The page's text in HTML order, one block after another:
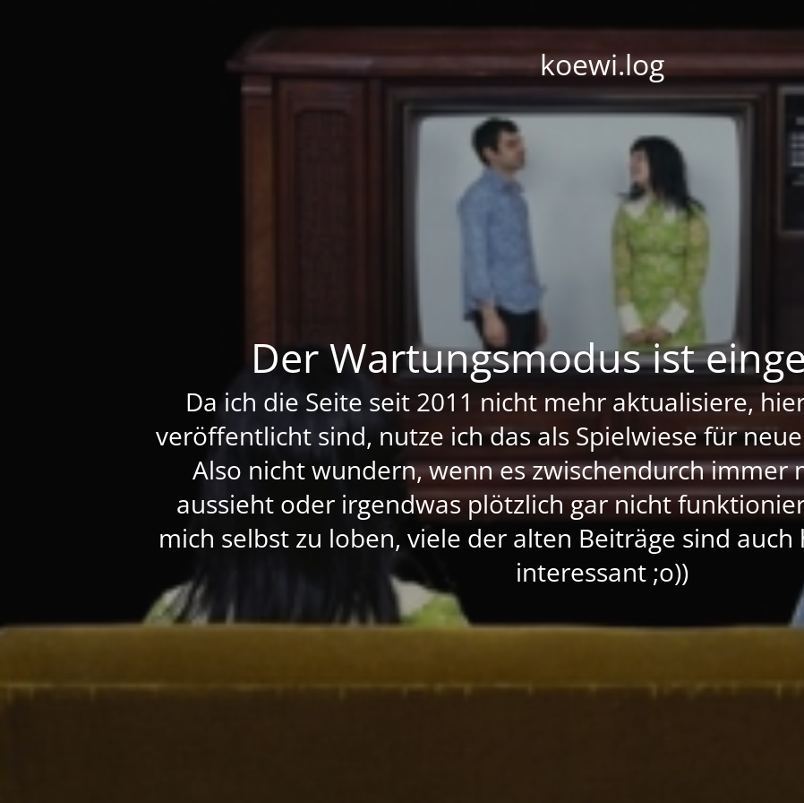
koewi.log
Der Wartungsmodus ist
Da ich die Seite seit 2011 nicht mehr aktualisiere,
veröffentlicht sind, nutze ich das als Spielwiese für
Also nicht wundern, wenn es zwischendurch immer
aussieht oder irgendwas plötzlich gar nicht
mich selbst zu loben, viele der alten Beiträge sind
interessant ;o))